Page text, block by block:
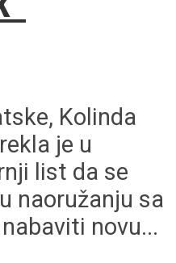
Kolinda
je u
list da se
naoružanju sa
novu...